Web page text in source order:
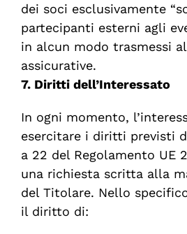
dei soci esclusivamente
partecipanti esterni agli
in alcun modo trasmessi
assicurative.
7. Diritti dell’Interessato
In ogni momento,
esercitare i diritti previsti
a 22 del Regolamento UE
una richiesta scritta alla
del Titolare. Nello
il diritto di: